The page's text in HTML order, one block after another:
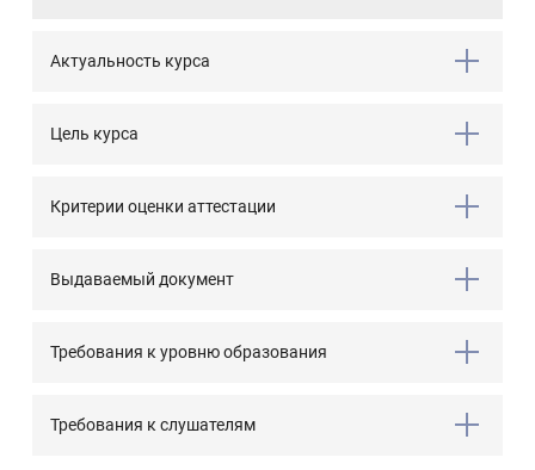
Актуальность курса
Цель курса
Критерии оценки аттестации
Выдаваемый документ
Требования к уровню образования
Требования к слушателям